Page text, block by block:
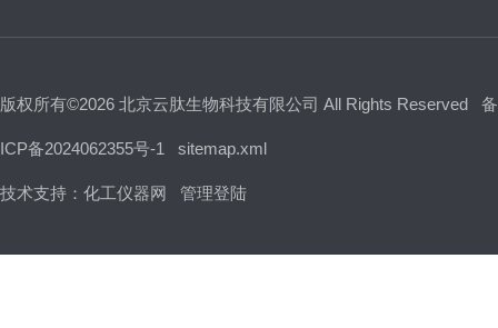
版权所有©2026 北京云肽生物科技有限公司 All Rights Reserved
ICP备2024062355号-1 sitemap.xml
技术支持： 化工仪器网 管理登陆